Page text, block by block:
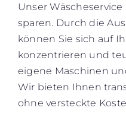
Unser
sparen. Durch die
können Sie sich auf
konzentrieren und
eigene Maschinen
Wir bieten Ihnen
ohne versteckte